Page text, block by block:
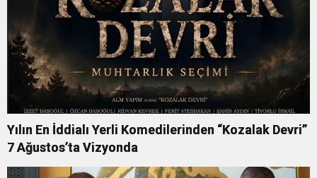
Yılın En İddialı Yerli Komedilerinden “Kozalak Devri”
7 Ağustos’ta Vizyonda